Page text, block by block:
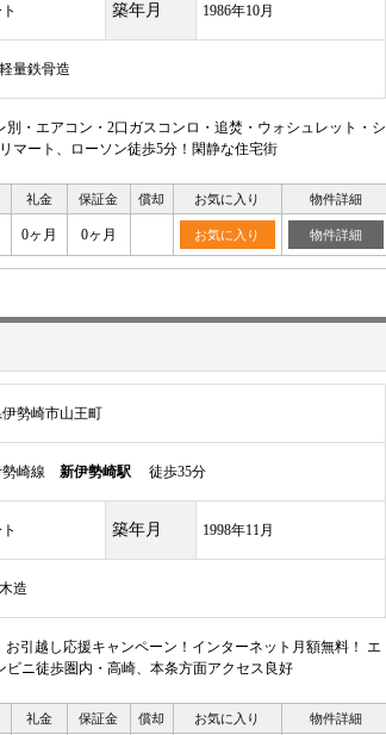
築年月 1986年10月
量鉄骨造
エアコン・2口ガスコンロ・追焚・ウォシュレット・シ
マート、ローソン徒歩5分！閑静な住宅街
礼金 保証金 償却 お気に入り 物件詳細
0ヶ月 0ヶ月 お気に入り 物件詳細
勢崎市山王町
勢崎線 新伊勢崎駅徒歩35分
築年月 1998年11月
造
引越し応援キャンペーン！インターネット月額無料！ エ
ニ徒歩圏内・高崎、本条方面アクセス良好
礼金 保証金 償却 お気に入り 物件詳細